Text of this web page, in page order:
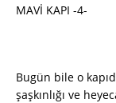
MAVİ KAPI -4-
Bugün bile o
şaşkınlığı ve